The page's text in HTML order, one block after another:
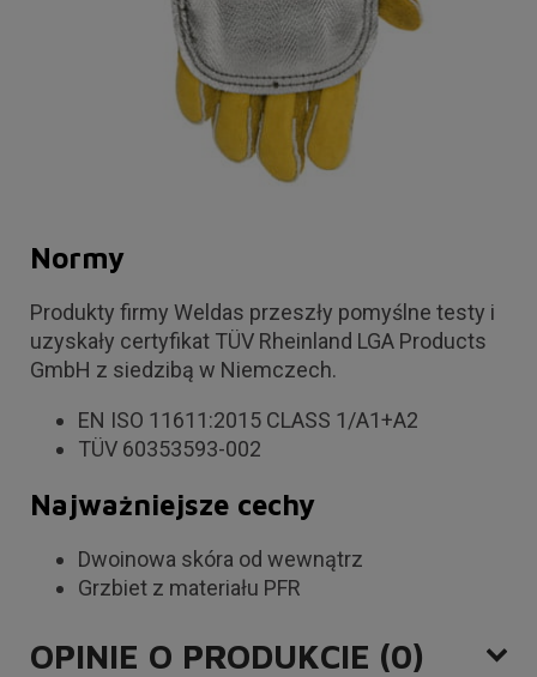
Normy
Produkty firmy Weldas przeszły pomyślne testy i
uzyskały certyfikat TÜV Rheinland LGA Products
GmbH z siedzibą w Niemczech.
EN ISO 11611:2015 CLASS 1/A1+A2
TÜV 60353593-002
Najważniejsze cechy
Dwoinowa skóra od wewnątrz
Grzbiet z materiału PFR
OPINIE O PRODUKCIE (0)